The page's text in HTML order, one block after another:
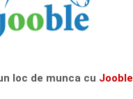
loc de munca cu Jooble